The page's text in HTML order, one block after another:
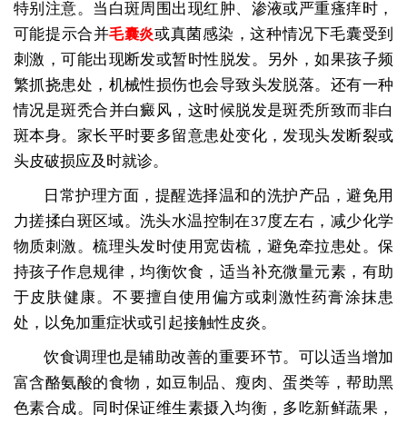
特别注意。当白斑周围出现红肿、渗液或严重瘙痒时，
可能提示合并毛囊炎或真菌感染，这种情况下毛囊受到
刺激，可能出现断发或暂时性脱发。另外，如果孩子频
繁抓挠患处，机械性损伤也会导致头发脱落。还有一种
情况是斑秃合并白癜风，这时候脱发是斑秃所致而非白
斑本身。家长平时要多留意患处变化，发现头发断裂或
头皮破损应及时就诊。
日常护理方面，提醒选择温和的洗护产品，避免用
力搓揉白斑区域。洗头水温控制在37度左右，减少化学
物质刺激。梳理头发时使用宽齿梳，避免牵拉患处。保
持孩子作息规律，均衡饮食，适当补充微量元素，有助
于皮肤健康。不要擅自使用偏方或刺激性药膏涂抹患
处，以免加重症状或引起接触性皮炎。
饮食调理也是辅助改善的重要环节。可以适当增加
富含酪氨酸的食物，如豆制品、瘦肉、蛋类等，帮助黑
色素合成。同时保证维生素摄入均衡，多吃新鲜蔬果，